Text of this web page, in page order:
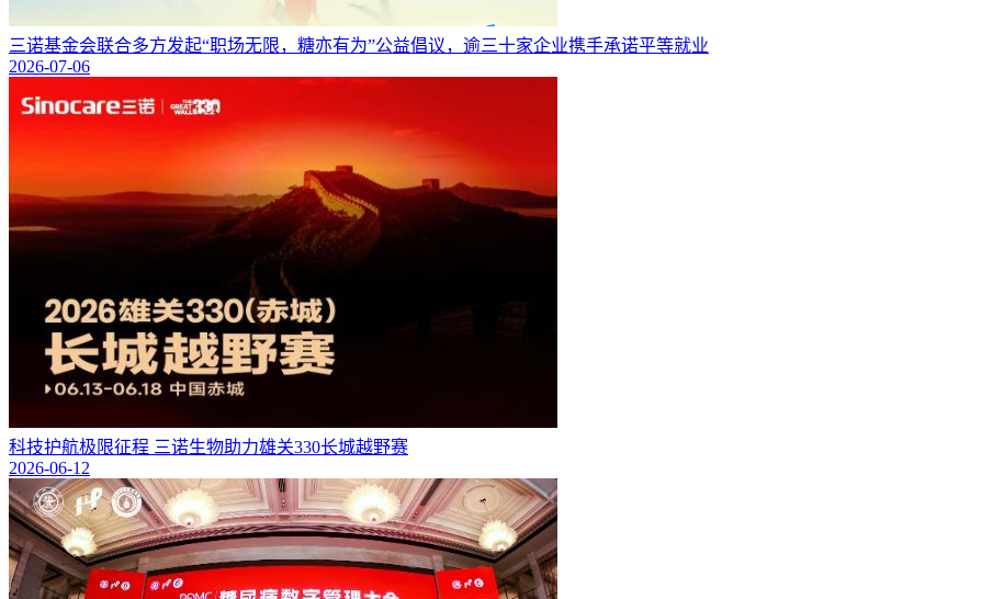
三诺基金会联合多方发起“职场无限，糖亦有为”公益倡议，逾三十家企业携手承诺平等就业
2026-07-06
科技护航极限征程 三诺生物助力雄关330长城越野赛
2026-06-12